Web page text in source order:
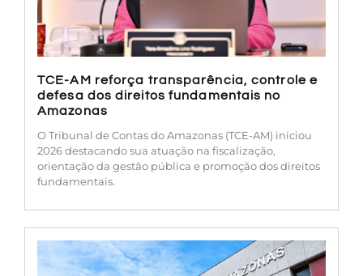
TCE-AM reforça transparência, controle e
defesa dos direitos fundamentais no
Amazonas
O Tribunal de Contas do Amazonas (TCE-AM) iniciou
2026 destacando sua atuação na fiscalização,
orientação da gestão pública e promoção dos direitos
fundamentais.